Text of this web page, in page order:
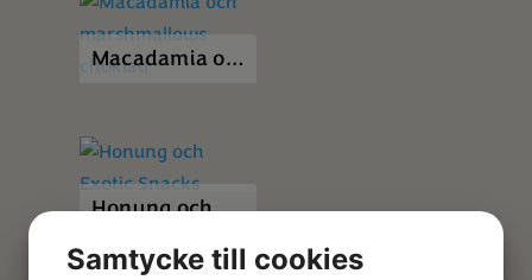
Macadamia och marshmallows choklad
Honung och Exotic Snacks macadamiafudge
Samtycke till cookies